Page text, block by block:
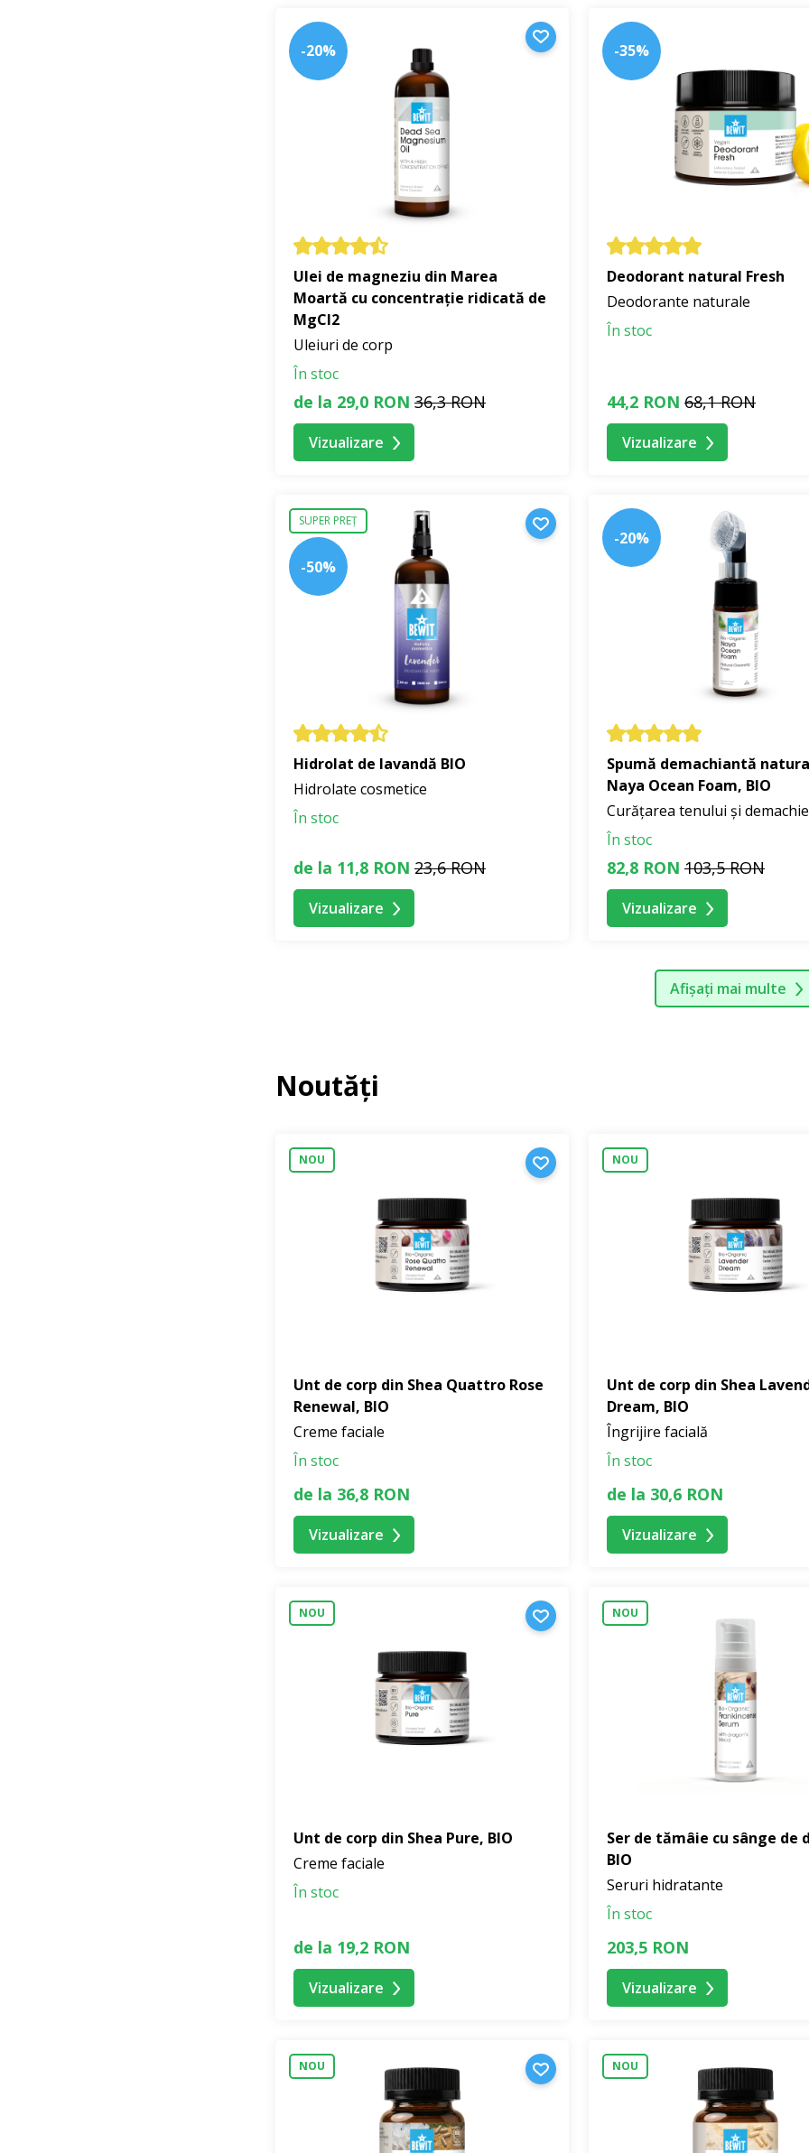
-20%
Ulei de magneziu din Marea
Moartă cu concentrație ridicată de
MgCl2
Uleiuri de corp
În stoc
de la 29,0 RON 36,3 RON
Vizualizare
-35%
Deodorant natural Fresh
Deodorante naturale
În stoc
44,2 RON 68,1 RON
Vizualizare
SUPER PREȚ
-50%
Hidrolat de lavandă BIO
Hidrolate cosmetice
În stoc
de la 11,8 RON 23,6 RON
Vizualizare
-20%
Spumă demachiantă
Naya Ocean Foam, BIO
Curățarea tenului și
În stoc
82,8 RON 103,5 RON
Vizualizare
Afișați mai multe
Noutăți
NOU
Unt de corp din Shea Quattro Rose
Renewal, BIO
Creme faciale
În stoc
de la 36,8 RON
Vizualizare
NOU
Unt de corp din Shea
Dream, BIO
Îngrijire facială
În stoc
de la 30,6 RON
Vizualizare
NOU
Unt de corp din Shea Pure, BIO
Creme faciale
În stoc
de la 19,2 RON
Vizualizare
NOU
Ser de tămâie cu sânge de
BIO
Seruri hidratante
În stoc
203,5 RON
Vizualizare
NOU NOU